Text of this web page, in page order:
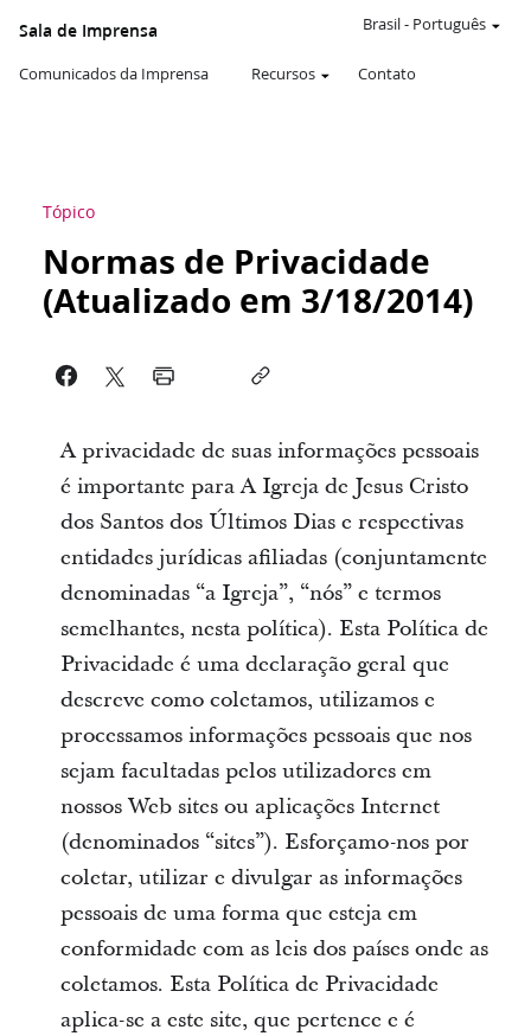
Sala de Imprensa
Comunicados da Imprensa Recursos Contato
Brasil- Português
Tópico
Normas de Privacidade
(Atualizado em 3/18/2014)
A privacidade de suas informações pessoais
é importante para A Igreja de Jesus Cristo
dos Santos dos Últimos Dias e respectivas
entidades jurídicas afiliadas (conjuntamente
denominadas “a Igreja”, “nós” e termos
semelhantes, nesta política). Esta Política de
Privacidade é uma declaração geral que
descreve como coletamos, utilizamos e
processamos informações pessoais que nos
sejam facultadas pelos utilizadores em
nossos Web sites ou aplicações Internet
(denominados “sites”). Esforçamo-nos por
coletar, utilizar e divulgar as informações
pessoais de uma forma que esteja em
conformidade com as leis dos países onde as
coletamos. Esta Política de Privacidade
aplica-se a este site, que pertence e é